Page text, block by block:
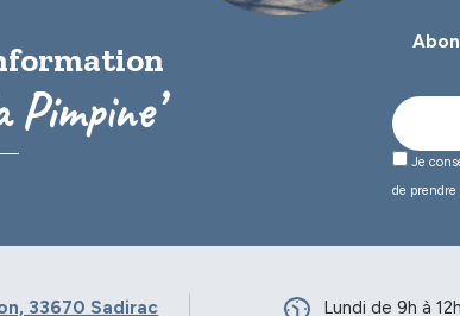
Pimpine’
Je
de
33670 Sadirac Lundi de 9h à